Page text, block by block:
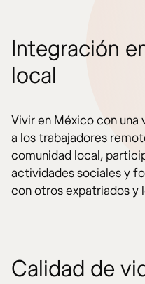
Integración
local
Vivir en México con
a los trabajadores
comunidad local,
actividades sociales y
con otros expatriados y
Calidad de